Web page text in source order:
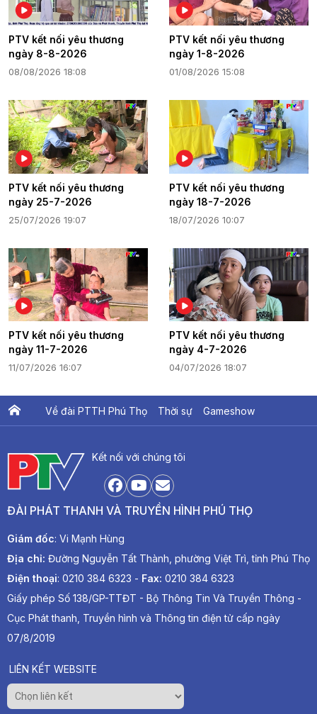
PTV kết nối yêu thương
ngày 8-8-2026
08/08/2026 18:08
PTV kết nối yêu thương
ngày 1-8-2026
01/08/2026 15:08
PTV kết nối yêu thương
ngày 25-7-2026
25/07/2026 19:07
PTV kết nối yêu thương
ngày 18-7-2026
18/07/2026 10:07
PTV kết nối yêu thương
ngày 11-7-2026
11/07/2026 16:07
PTV kết nối yêu thương
ngày 4-7-2026
04/07/2026 18:07
Về đài PTTH Phú Thọ Thời sự Gameshow
Kết nối với chúng tôi
ĐÀI PHÁT THANH VÀ TRUYỀN HÌNH PHÚ THỌ
Giám đốc: Vi Mạnh Hùng
Địa chỉ: Đường Nguyễn Tất Thành, phường Việt Trì, tỉnh Phú Thọ
Điện thoại: 0210 384 6323 - Fax: 0210 384 6323
Giấy phép Số 138/GP-TTĐT - Bộ Thông Tin Và Truyền Thông -
Cục Phát thanh, Truyền hình và Thông tin điện tử cấp ngày
07/8/2019
LIÊN KẾT WEBSITE